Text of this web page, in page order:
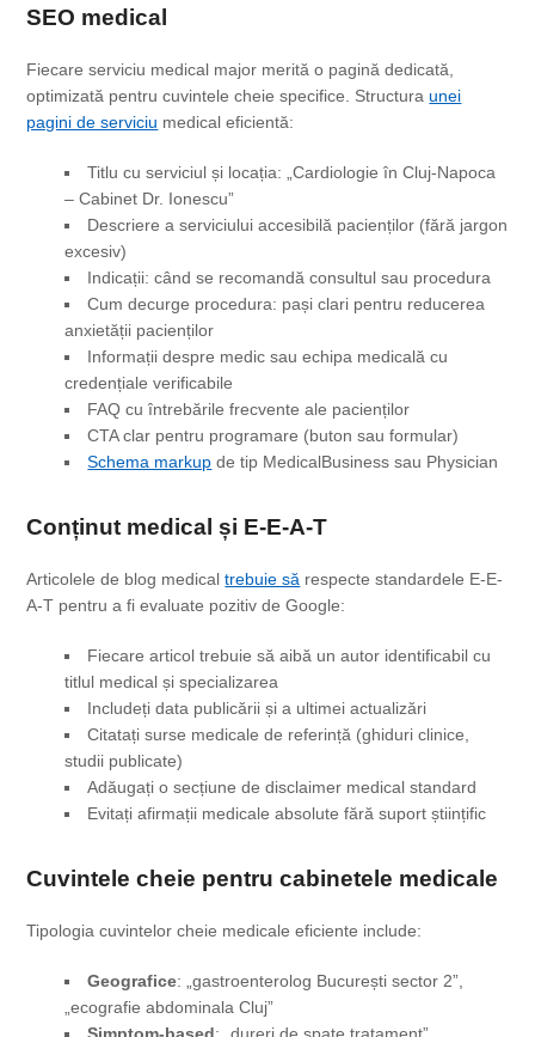
SEO medical
Fiecare serviciu medical major merită o pagină dedicată,
optimizată pentru cuvintele cheie specifice. Structuraunei
pagini de serviciu medical eficientă:
Titlu cu serviciul și locația: „Cardiologie în Cluj-Napoca
– Cabinet Dr. Ionescu”
Descriere a serviciului accesibilă pacienților (fără jargon
excesiv)
Indicații: când se recomandă consultul sau procedura
Cum decurge procedura: pași clari pentru reducerea
anxietății pacienților
Informații despre medic sau echipa medicală cu
credențiale verificabile
FAQ cu întrebările frecvente ale pacienților
CTA clar pentru programare (buton sau formular)
Schema markup de tip MedicalBusiness sau Physician
Conținut medical și E-E-A-T
Articolele de blog medicaltrebuie să respecte standardele E-E-
A-T pentru a fi evaluate pozitiv de Google:
Fiecare articol trebuie să aibă un autor identificabil cu
titlul medical și specializarea
Includeți data publicării și a ultimei actualizări
Citatați surse medicale de referință (ghiduri clinice,
studii publicate)
Adăugați o secțiune de disclaimer medical standard
Evitați afirmații medicale absolute fără suport științific
Cuvintele cheie pentru cabinetele medicale
Tipologia cuvintelor cheie medicale eficiente include:
Geografice: „gastroenterolog București sector 2”,
„ecografie abdominala Cluj”
Simptom-based: „dureri de spate tratament”,